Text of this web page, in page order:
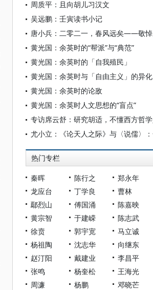
周质平：且向胡儿习汉文
吴远鹏：壬寅读书小记
黄光国：余英时的“帮派”与“典范”
黄光国：余英时的「自我殖民」
黄光国：余英时与「自由主义」的异化
黄光国：余英时的论敌
黄光国：余英时人文思想的“盲点”
热门专栏
秦晖 陈行之
郑永年
龙应台
丁学良
曹林
鄢烈山
傅国涌
陈嘉映
黄宗智
于建嵘
陈志武
徐贲
郭宇宽
马立诚
杨祖陶
沈志华
向继东
赵汀阳
戴建业
李昌平
张鸣
杨奎松
王海光
周濂
杨鹏
邓晓芒